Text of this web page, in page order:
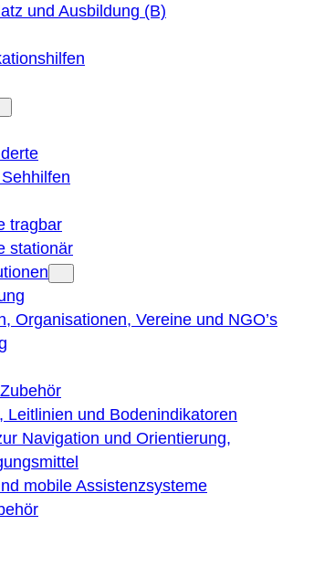
und Ausbildung (B)
tragbar
stationär
Organisationen, Vereine und NGO’s
Leitlinien und Bodenindikatoren
Navigation und Orientierung,
mobile Assistenzsysteme